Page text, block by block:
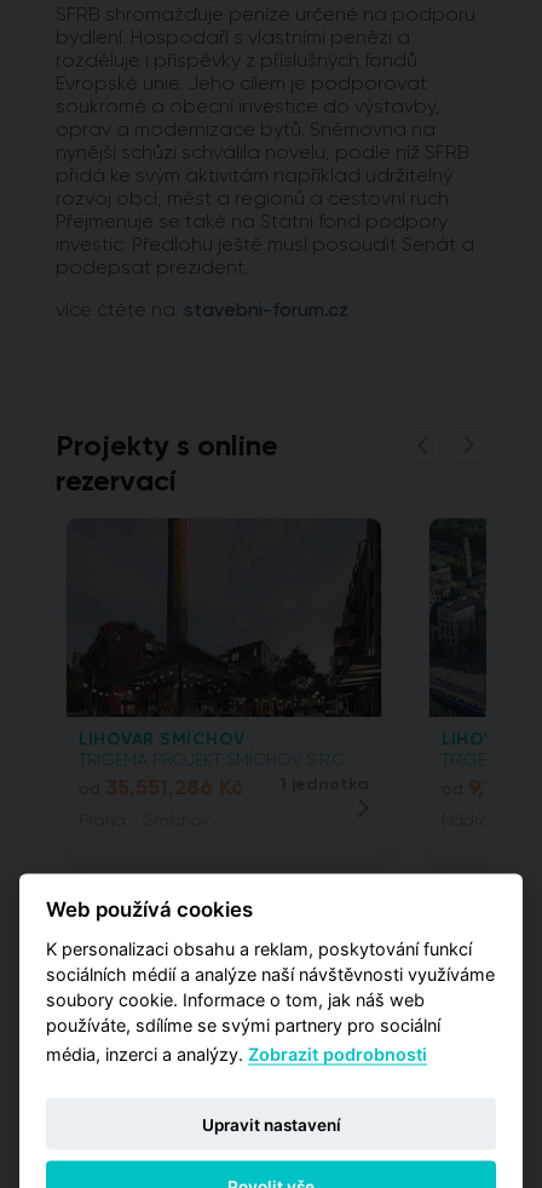
SFRB shromažďuje peníze určené na podporu
bydlení. Hospodaří s vlastními penězi a
rozděluje i příspěvky z příslušných fondů
Evropské unie. Jeho cílem je podporovat
soukromé a obecní investice do výstavby,
oprav a modernizace bytů. Sněmovna na
nynější schůzi schválila novelu, podle níž SFRB
přidá ke svým aktivitám například udržitelný
rozvoj obcí, měst a regionů a cestovní ruch.
Přejmenuje se také na Státní fond podpory
investic. Předlohu ještě musí posoudit Senát a
podepsat prezident.
více čtěte na: stavebni-forum.cz
Projekty s online
rezervací
LIHOVAR SMÍCHOV
TRIGEMA PROJEKT SMÍCHOV S.R.O.
35,551,286 Kč
LIHOVAR
TRIGEMA
Projektové tipy
Web používá cookies
K personalizaci obsahu a reklam, poskytování funkcí
sociálních médií a analýze naší návštěvnosti využíváme
soubory cookie. Informace o tom, jak náš web
používáte, sdílíme se svými partnery pro sociální
média, inzerci a analýzy.Zobrazit podrobnosti
Upravit nastavení